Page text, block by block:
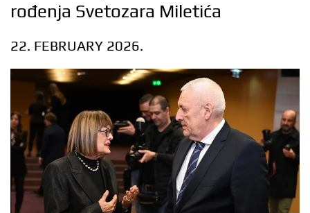
rođenja Svetozara Miletića
22. FEBRUARY 2026.